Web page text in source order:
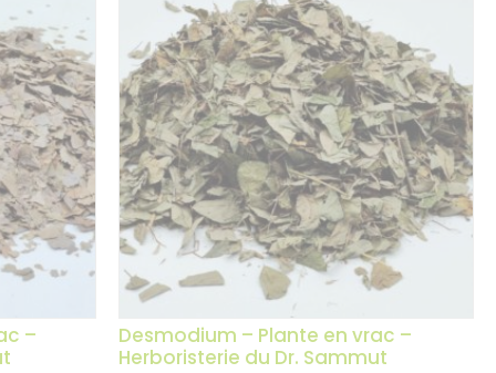
–
Desmodium – Plante en vrac –
Herboristerie du Dr. Sammut